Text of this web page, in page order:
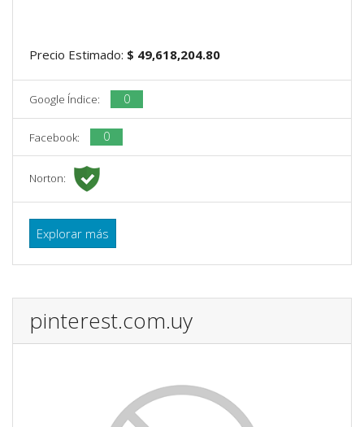
Precio Estimado: $ 49,618,204.80
Google Índice: 0
Facebook: 0
Norton:
Explorar más
pinterest.com.uy